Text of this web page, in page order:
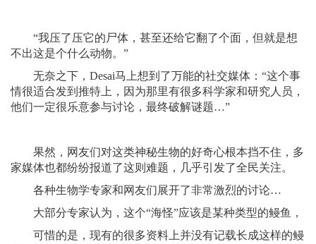
“我压了压它的尸体，甚至还给它翻了个面，但就是想
不出这是个什么动物。”
无奈之下，Desai马上想到了万能的社交媒体：“这个事
情很适合发到推特上，因为那里有很多科学家和研究人员，
他们一定很乐意参与讨论，最终破解谜题…”
果然，网友们对这类神秘生物的好奇心根本挡不住，多
家媒体也都纷纷报道了这则难题，几乎引发了全民关注。
各种生物学专家和网友们展开了非常激烈的讨论…
大部分专家认为，这个“海怪”应该是某种类型的鳗鱼，
可惜的是，现有的很多资料上并没有记载长成这样的鳗